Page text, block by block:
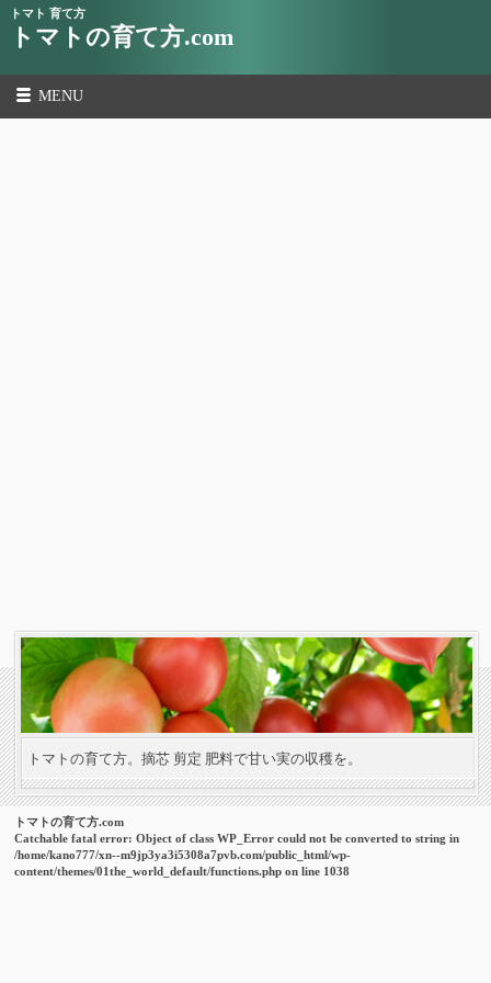
トマト 育て方
トマトの育て方.com
MENU
トマトの育て方。摘芯 剪定 肥料で甘い実の収穫を。
トマトの育て方.com
Catchable fatal error: Object of class WP_Error could not be converted to string in
/home/kano777/xn--m9jp3ya3i5308a7pvb.com/public_html/wp-
content/themes/01the_world_default/functions.php on line 1038